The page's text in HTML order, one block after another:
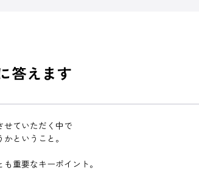
答えます
せていただく中で
ということ。
重要なキーポイント。